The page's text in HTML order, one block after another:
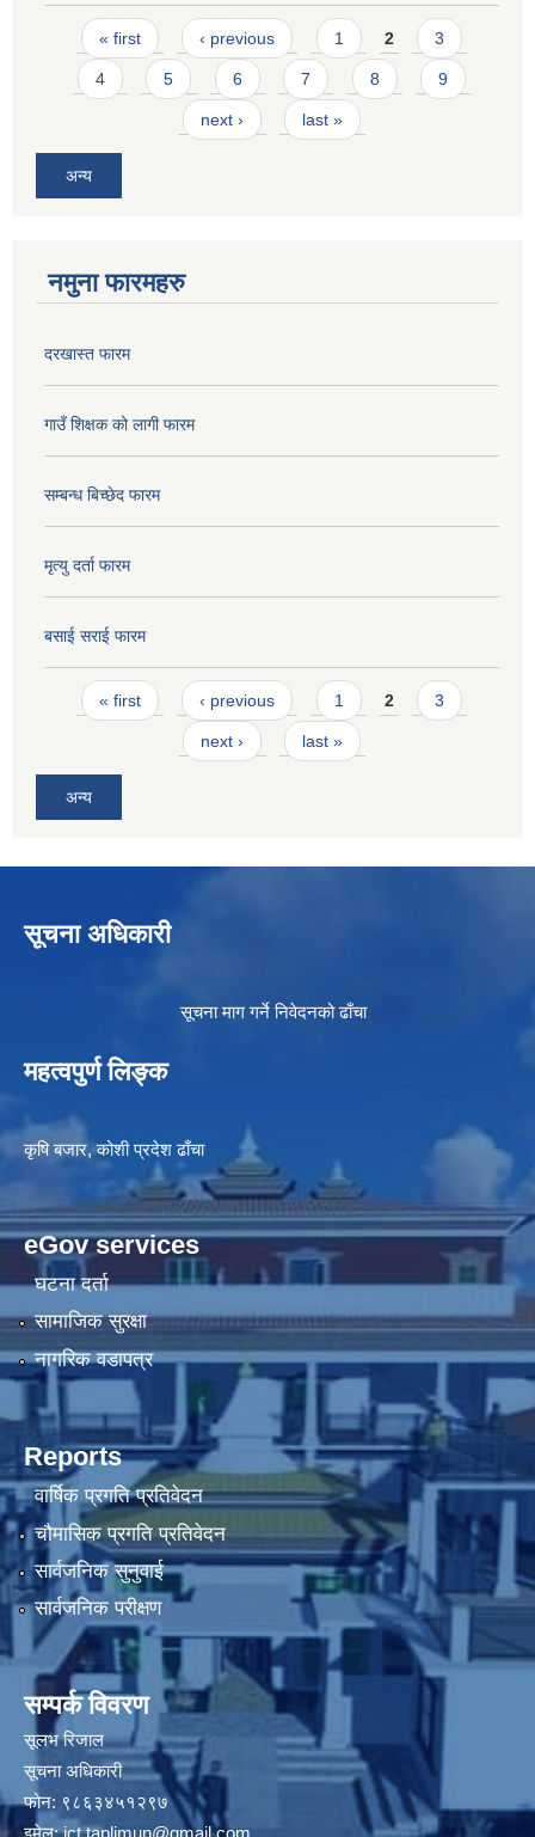
Pages
« first ‹ previous 1 2 3
4 5 6 7 8 9
next › last »
अन्य
नमुना फारमहरु
दरखास्त फारम
गाउँ शिक्षक को लागी फारम
सम्बन्ध बिच्छेद फारम
मृत्यु दर्ता फारम
बसाई सराई फारम
Pages
« first ‹ previous 1 2 3
next › last »
अन्य
सूचना अधिकारी
सूचना माग गर्ने निवेदनको ढाँचा
महत्वपुर्ण लिङ्क
कृषि बजार, कोशी प्रदेश ढाँचा
eGov services
घटना दर्ता
सामाजिक सुरक्षा
नागरिक वडापत्र
Reports
वार्षिक प्रगति प्रतिवेदन
चौमासिक प्रगति प्रतिवेदन
सार्वजनिक सुनुवाई
सार्वजनिक परीक्षण
सम्पर्क विवरण
सूलभ रिजाल
सूचना अधिकारी
फोन: ९८६३४५१२९७